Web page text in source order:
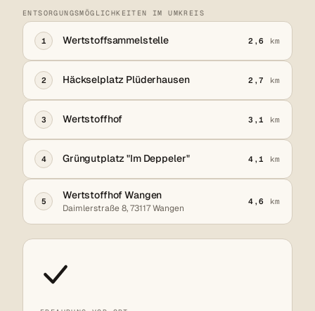
ENTSORGUNGSMÖGLICHKEITEN IM UMKREIS
1 Wertstoffsammelstelle 2,6 km
2 Häckselplatz Plüderhausen 2,7 km
3 Wertstoffhof 3,1 km
4 Grüngutplatz "Im Deppeler" 4,1 km
5
Wertstoffhof Wangen
Daimlerstraße 8, 73117 Wangen
4,6 km